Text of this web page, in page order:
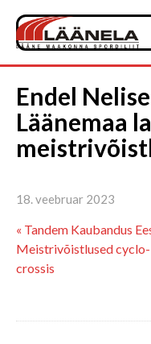
Endel
Läänemaa
18. veebruar 2023
« Tandem Kaubandus
Meistrivõistlused cyclo-
crossis